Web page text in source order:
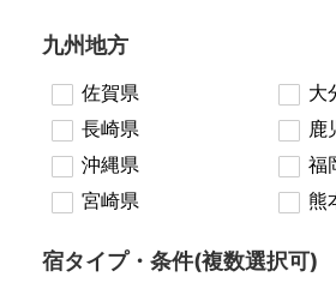
九州地方
佐賀県
大
長崎県
鹿
沖縄県
福
宮崎県
熊
宿タイプ・条件(複数選択可)